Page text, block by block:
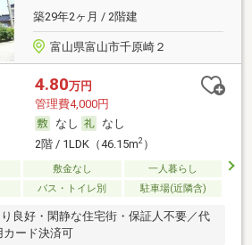
築29年2ヶ月 / 2階建
富山県富山市千原崎２
4.80万円
管理費4,000円
なし
なし
2階 / 1LDK（46.15m2）
敷金なし
一人暮らし
バス・トイレ別 駐車場(近隣含)
良好・閑静な住宅街・保証人不要／代
カード決済可